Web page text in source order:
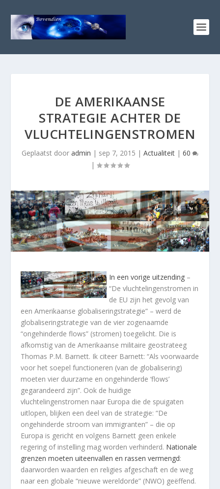
DE AMERIKAANSE
STRATEGIE ACHTER DE
VLUCHTELINGENSTROMEN
Geplaatst door admin | sep 7, 2015 | Actualiteit | 60
|
In een vorige uitzending –
“De vluchtelingenstromen in
de EU zijn het gevolg van
een Amerikaanse globaliseringstrategie” – werd de
globaliseringstrategie van de vier zogenaamde
“ongehinderde flows” (stromen) toegelicht. Die is
afkomstig van de Amerikaanse militaire geostrateeg
Thomas P.M. Barnett. Ik citeer Barnett: “Als voorwaarde
voor het soepel functioneren (van de globalisering)
moeten vier duurzame en ongehinderde ‘flows’
gegarandeerd zijn”. Ook de huidige
vluchtelingenstromen naar Europa die de spuigaten
uitlopen, blijken een deel van de strategie: “De
ongehinderde stroom van immigranten” – die op
Europa is gericht en volgens Barnett geen enkele
regering of instelling mag worden verhinderd. Nationale
grenzen moeten uiteenvallen en rassen vermengd:
daarworden waarden en religies afgeschaft en de weg
naar een globale “nieuwe wereldorde” (NWO) geëffend.